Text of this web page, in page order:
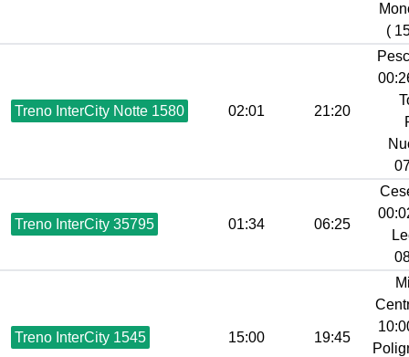
(
Treno InterCity Notte 1580 02:01 21:20
Treno InterCity 35795 01:34 06:25
Treno InterCity 1545 15:00 19:45